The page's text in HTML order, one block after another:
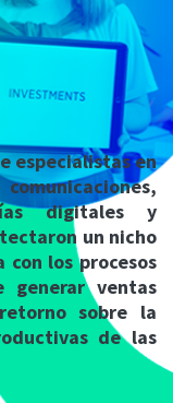
especialistas en
digitales y
un nicho
los procesos
generar ventas
sobre la
de las